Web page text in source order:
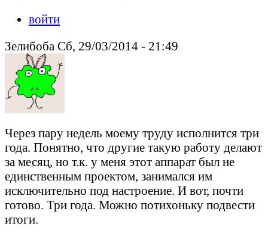
войти
Зелибоба Сб, 29/03/2014 - 21:49
Через пару недель моему труду исполнится три
года. Понятно, что другие такую работу делают
за месяц, но т.к. у меня этот аппарат был не
единственным проектом, занимался им
исключительно под настроение. И вот, почти
готово. Три года. Можно потихоньку подвести
итоги.